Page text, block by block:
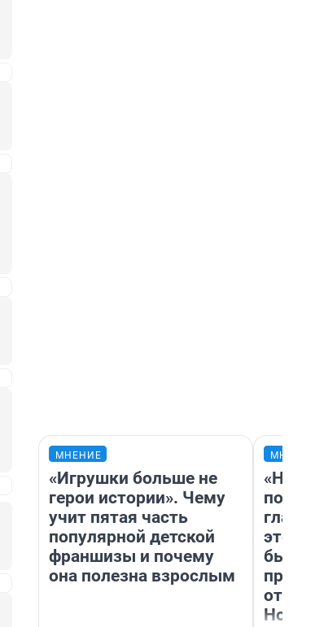
МНЕНИЕ
«Игрушки больше не
герои истории». Чему
учит пятая часть
популярной детской
франшизы и почему
она полезна взрослым
этого
бьет